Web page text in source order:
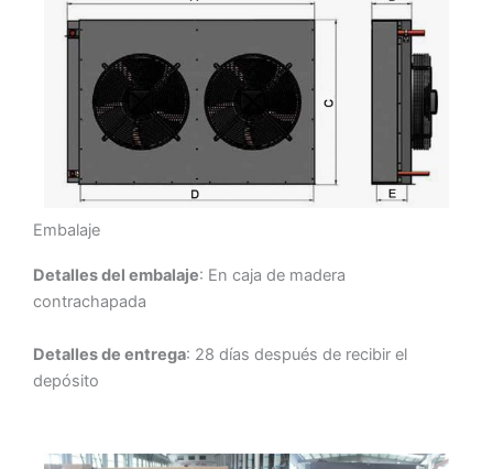
Embalaje
Detalles del embalaje: En caja de madera
contrachapada
Detalles de entrega: 28 días después de recibir el
depósito